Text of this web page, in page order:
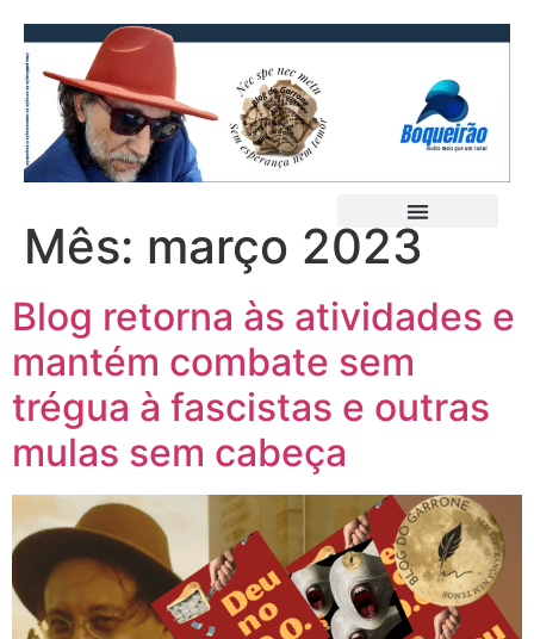
Mês: março 2023
Blog retorna às atividades e
mantém combate sem
trégua à fascistas e outras
mulas sem cabeça